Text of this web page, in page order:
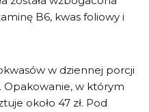
B6, kwas foliowy i
w dziennej porcji
Opakowanie, w którym
około 47 zł. Pod